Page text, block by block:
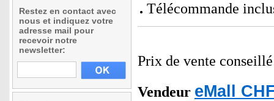
Restez en contact avec
nous et indiquez votre
adresse mail pour
recevoir notre
newsletter:
Télécommande
Prix de vente
Vendeur eMall